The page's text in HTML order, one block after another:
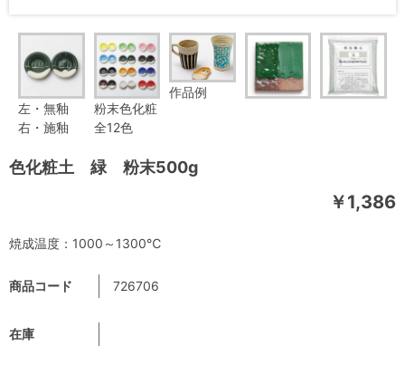
左・無釉
右・施釉
粉末色化粧
全12色
作品例
色化粧土 緑 粉末500g
￥1,386
商品コード 726706
在庫
焼成温度：1000～1300℃